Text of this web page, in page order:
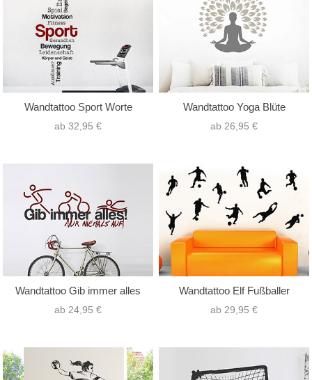
Wandtattoo Sport Worte
ab 32,95 €
Wandtattoo Yoga Blüte
ab 26,95 €
Wandtattoo Gib immer alles
ab 24,95 €
Wandtattoo Elf Fußballer
ab 29,95 €